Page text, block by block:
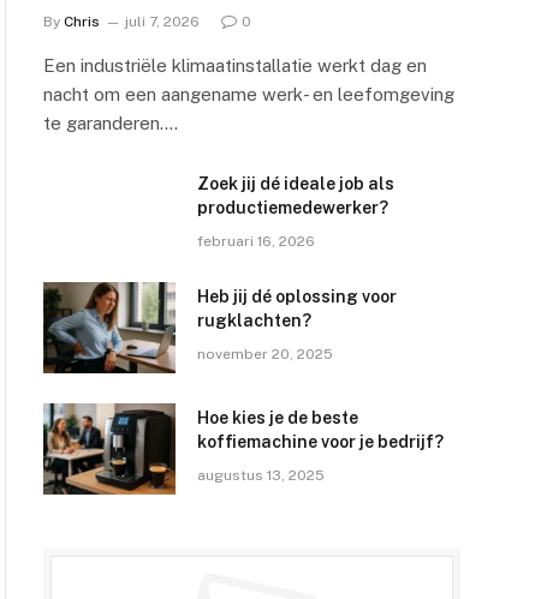
By Chris juli 7, 2026 0
Een industriële klimaatinstallatie werkt dag en
nacht om een aangename werk- en leefomgeving
te garanderen.…
Zoek jij dé ideale job als
productiemedewerker?
februari 16, 2026
Heb jij dé oplossing voor
rugklachten?
november 20, 2025
Hoe kies je de beste
koffiemachine voor je bedrijf?
augustus 13, 2025